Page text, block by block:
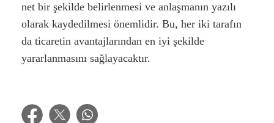
net bir şekilde belirlenmesi ve anlaşmanın yazılı
olarak kaydedilmesi önemlidir. Bu, her iki tarafın
da ticaretin avantajlarından en iyi şekilde
yararlanmasını sağlayacaktır.